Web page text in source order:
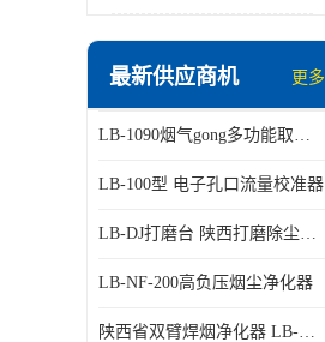
最新供应商机 更多
LB-1090烟气gong多功能取样管
LB-100型 电子孔口流量校准器
LB-DJ打磨台 陕西打磨除尘平台
LB-NF-200高负压烟尘净化器
陕西省双臂焊烟净化器 LB-XZX